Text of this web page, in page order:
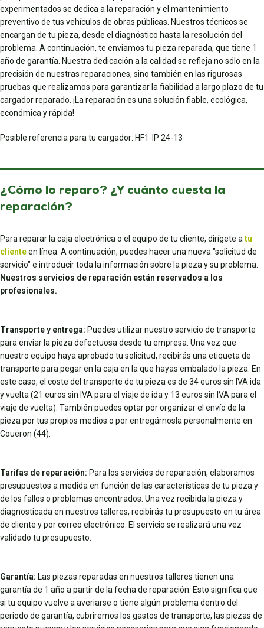
experimentados se dedica a la reparación y el mantenimiento
preventivo de tus vehículos de obras públicas. Nuestros técnicos se
encargan de tu pieza, desde el diagnóstico hasta la resolución del
problema. A continuación, te enviamos tu pieza reparada, que tiene 1
año de garantía. Nuestra dedicación a la calidad se refleja no sólo en la
precisión de nuestras reparaciones, sino también en las rigurosas
pruebas que realizamos para garantizar la fiabilidad a largo plazo de tu
cargador reparado. ¡La reparación es una solución fiable, ecológica,
económica y rápida!
Posible referencia para tu cargador: HF1-IP 24-13
¿Cómo lo reparo? ¿Y cuánto cuesta la
reparación?
Para reparar la caja electrónica o el equipo de tu cliente, dirígete atu
clienteen línea. A continuación, puedes hacer una nueva "solicitud de
servicio" e introducir toda la información sobre la pieza y su problema.
Nuestros servicios de reparación están reservados a los
profesionales.
Transporte y entrega: Puedes utilizar nuestro servicio de transporte
para enviar la pieza defectuosa desde tu empresa. Una vez que
nuestro equipo haya aprobado tu solicitud, recibirás una etiqueta de
transporte para pegar en la caja en la que hayas embalado la pieza. En
este caso, el coste del transporte de tu pieza es de 34 euros sin IVA ida
y vuelta (21 euros sin IVA para el viaje de ida y 13 euros sin IVA para el
viaje de vuelta). También puedes optar por organizar el envío de la
pieza por tus propios medios o por entregárnosla personalmente en
Couëron (44).
Tarifas de reparación: Para los servicios de reparación, elaboramos
presupuestos a medida en función de las características de tu pieza y
de los fallos o problemas encontrados. Una vez recibida la pieza y
diagnosticada en nuestros talleres, recibirás tu presupuesto en tu área
de cliente y por correo electrónico. El servicio se realizará una vez
validado tu presupuesto.
Garantía: Las piezas reparadas en nuestros talleres tienen una
garantía de 1 año a partir de la fecha de reparación. Esto significa que
si tu equipo vuelve a averiarse o tiene algún problema dentro del
periodo de garantía, cubriremos los gastos de transporte, las piezas de